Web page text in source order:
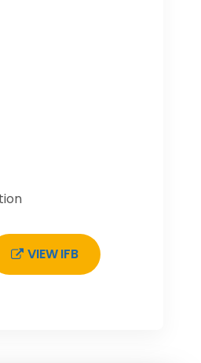
VIEW IFB